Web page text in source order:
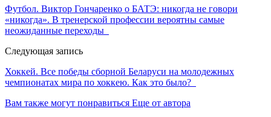
Футбол. Виктор Гончаренко о БАТЭ: никогда не говори
«никогда». В тренерской профессии вероятны самые
неожиданные переходы
Следующая запись
Хоккей. Все победы сборной Беларуси на молодежных
чемпионатах мира по хоккею. Как это было?
Вам также могут понравиться Еще от автора